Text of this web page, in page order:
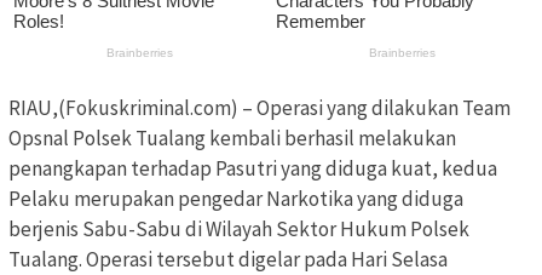
RIAU,(Fokuskriminal.com) – Operasi yang dilakukan Team
Opsnal Polsek Tualang kembali berhasil melakukan
penangkapan terhadap Pasutri yang diduga kuat, kedua
Pelaku merupakan pengedar Narkotika yang diduga
berjenis Sabu-Sabu di Wilayah Sektor Hukum Polsek
Tualang. Operasi tersebut digelar pada Hari Selasa